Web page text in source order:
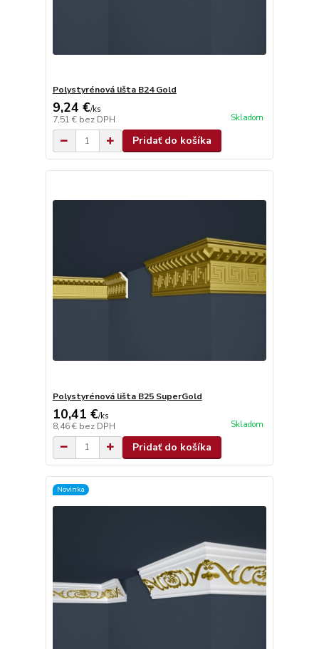
Polystyrénová lišta B24 Gold
9,24 €/ks
7,51 € bez DPH Skladom
Pridať do košíka
Polystyrénová lišta B25 SuperGold
10,41 €/ks
8,46 € bez DPH Skladom
Pridať do košíka
Novinka